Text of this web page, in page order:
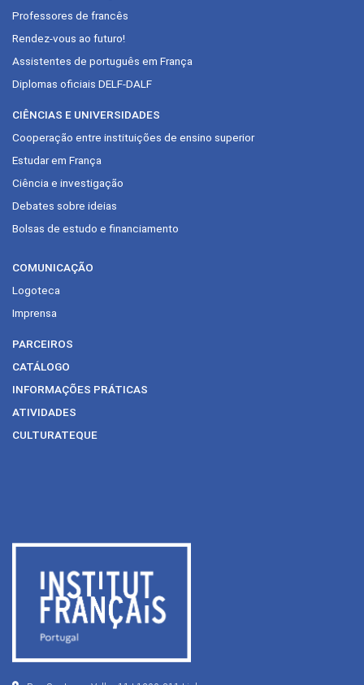
Professores de francês
Rendez-vous ao futuro!
Assistentes de português em França
Diplomas oficiais DELF-DALF
CIÊNCIAS E UNIVERSIDADES
Cooperação entre instituições de ensino superior
Estudar em França
Ciência e investigação
Debates sobre ideias
Bolsas de estudo e financiamento
COMUNICAÇÃO
Logoteca
Imprensa
PARCEIROS
CATÁLOGO
INFORMAÇÕES PRÁTICAS
ATIVIDADES
CULTURATEQUE